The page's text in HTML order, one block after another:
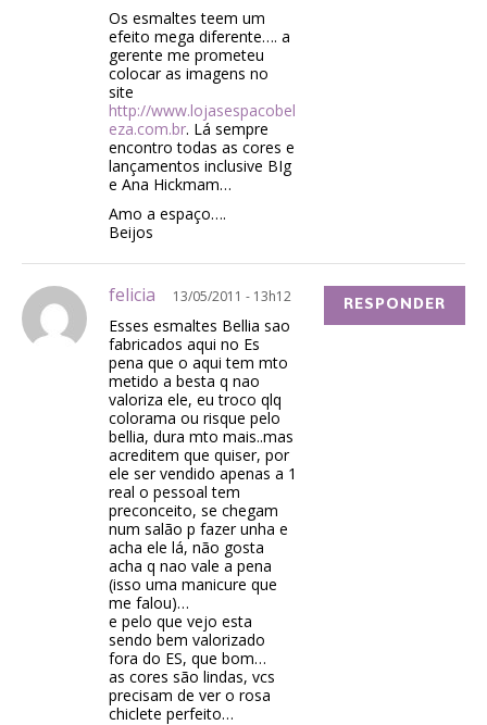
Os esmaltes teem um
efeito mega diferente…. a
gerente me prometeu
colocar as imagens no
site
http://www.lojasespacobel
eza.com.br. Lá sempre
encontro todas as cores e
lançamentos inclusive BIg
e Ana Hickmam…
Amo a espaço….
Beijos
felicia 13/05/2011 - 13h12
Esses esmaltes Bellia sao
fabricados aqui no Es
pena que o aqui tem mto
metido a besta q nao
valoriza ele, eu troco qlq
colorama ou risque pelo
bellia, dura mto mais..mas
acreditem que quiser, por
ele ser vendido apenas a 1
real o pessoal tem
preconceito, se chegam
num salão p fazer unha e
acha ele lá, não gosta
acha q nao vale a pena
(isso uma manicure que
me falou)…
e pelo que vejo esta
sendo bem valorizado
fora do ES, que bom…
as cores são lindas, vcs
precisam de ver o rosa
chiclete perfeito…
RESPONDER